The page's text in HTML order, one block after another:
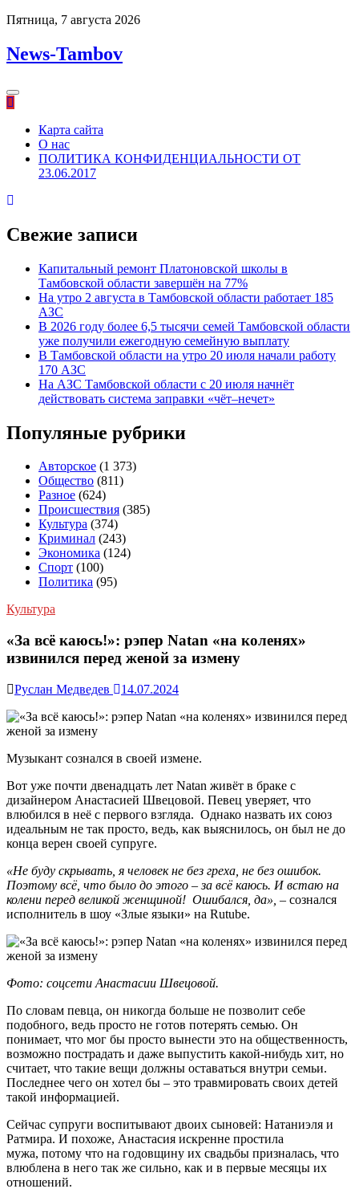
Перейти
содержимому
Пятница, 7 августа 2026
News-Tambov
Карта сайта
О нас
ПОЛИТИКА КОНФИДЕНЦИАЛЬНОСТИ ОТ
23.06.2017
Свежие записи
Капитальный ремонт Платоновской школы в
Тамбовской области завершён на 77%
На утро 2 августа в Тамбовской области работает 185
АЗС
В 2026 году более 6,5 тысячи семей Тамбовской области
уже получили ежегодную семейную выплату
В Тамбовской области на утро 20 июля начали работу
170 АЗС
На АЗС Тамбовской области с 20 июля начнёт
действовать система заправки «чёт–нечет»
Популяные рубрики
Авторское (1 373)
Общество (811)
Разное (624)
Происшествия (385)
Культура (374)
Криминал (243)
Экономика (124)
Спорт (100)
Политика (95)
Культура
«За всё каюсь!»: рэпер Natan «на коленях»
извинился перед женой за измену
Руслан Медведев 14.07.2024
Музыкант сознался в своей измене.
Вот уже почти двенадцать лет Natan живёт в браке с
дизайнером Анастасией Швецовой. Певец уверяет, что
влюбился в неё с первого взгляда. Однако назвать их союз
идеальным не так просто, ведь, как выяснилось, он был не до
конца верен своей супруге.
«Не буду скрывать, я человек не без греха, не без ошибок.
Поэтому всё, что было до этого ‒ за всё каюсь. И встаю на
колени перед великой женщиной! Ошибался, да», ‒ сознался
исполнитель в шоу «Злые языки» на Rutube.
Фото: соцсети Анастасии Швецовой.
По словам певца, он никогда больше не позволит себе
подобного, ведь просто не готов потерять семью. Он
понимает, что мог бы просто вынести это на общественность,
возможно пострадать и даже выпустить какой-нибудь хит, но
считает, что такие вещи должны оставаться внутри семьи.
Последнее чего он хотел бы ‒ это травмировать своих детей
такой информацией.
Сейчас супруги воспитывают двоих сыновей: Натаниэля и
Ратмира. И похоже, Анастасия искренне простила
мужа, потому что на годовщину их свадьбы призналась, что
влюблена в него так же сильно, как и в первые месяцы их
отношений.